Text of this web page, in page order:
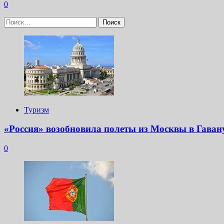
0
Найти:
Туризм
«Россия» возобновила полеты из Москвы в
0